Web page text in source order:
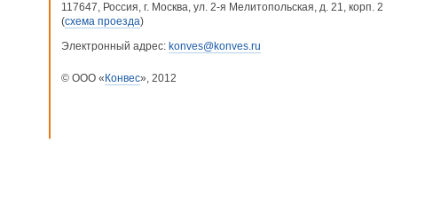
117647, Россия, г. Москва, ул. 2-я Мелитопольская, д. 21, корп. 2
(схема проезда)
Электронный адрес: konves@konves.ru
© ООО « Конвес», 2012